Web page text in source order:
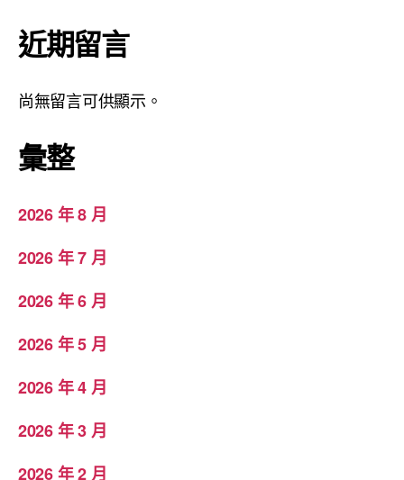
近期留言
尚無留言可供顯示。
彙整
2026 年 8 月
2026 年 7 月
2026 年 6 月
2026 年 5 月
2026 年 4 月
2026 年 3 月
2026 年 2 月